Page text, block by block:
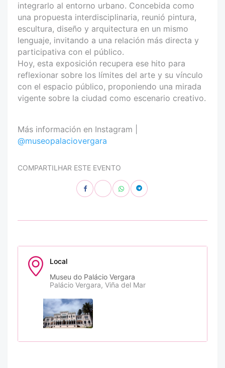
integrarlo al entorno urbano. Concebida como
una propuesta interdisciplinaria, reunió pintura,
escultura, diseño y arquitectura en un mismo
lenguaje, invitando a una relación más directa y
participativa con el público.
Hoy, esta exposición recupera ese hito para
reflexionar sobre los límites del arte y su vínculo
con el espacio público, proponiendo una mirada
vigente sobre la ciudad como escenario creativo.
Más información en Instagram |
@museopalaciovergara
COMPARTILHAR ESTE EVENTO
Local
Museu do Palácio Vergara
Palácio Vergara, Viña del Mar